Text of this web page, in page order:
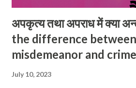
अपकृत्य तथा अपराध में क्या
the difference between
misdemeanor and
July 10, 2023